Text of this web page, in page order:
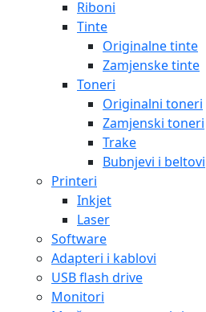
Riboni
Tinte
Originalne tinte
Zamjenske tinte
Toneri
Originalni toneri
Zamjenski toneri
Trake
Bubnjevi i beltovi
Printeri
Inkjet
Laser
Software
Adapteri i kablovi
USB flash drive
Monitori